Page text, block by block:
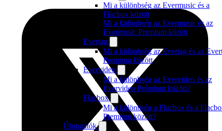
Mi a különbség az Evermusic és a
Flacbox között
Mi a különbség az Evermusic és az
Evermusic Premium között
Evertag
Mi a különbség az Evertag és az
Premium között
Evervideo
Mi a különbség az Evervideo és az
Evervideo Prémium között?
Flacbox
Mi a különbség a Flacbox és a
Premium között?
Útmutatók